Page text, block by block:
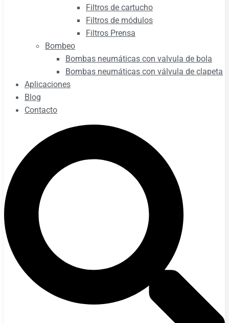
Filtros de cartucho
Filtros de módulos
Filtros Prensa
Bombeo
Bombas neumáticas con valvula de bola
Bombas neumáticas con válvula de clapeta
Aplicaciones
Blog
Contacto